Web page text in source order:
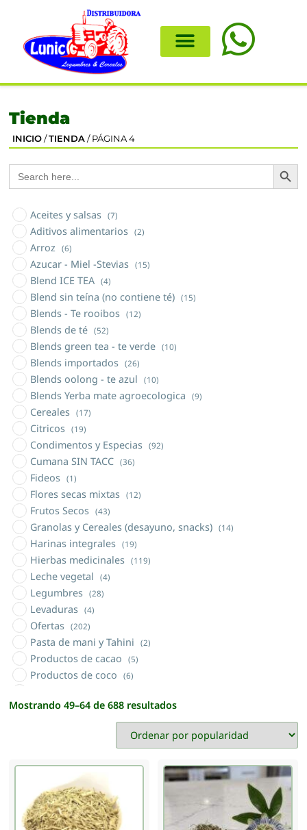
Tienda
INICIO /TIENDA / PÁGINA 4
Search
for:
Aceites y salsas (7)
Aditivos alimentarios (2)
Arroz (6)
Azucar - Miel -Stevias (15)
Blend ICE TEA (4)
Blend sin teína (no contiene té) (15)
Blends - Te rooibos (12)
Blends de té (52)
Blends green tea - te verde (10)
Blends importados (26)
Blends oolong - te azul (10)
Blends Yerba mate agroecologica (9)
Cereales (17)
Citricos (19)
Condimentos y Especias (92)
Cumana SIN TACC (36)
Fideos (1)
Flores secas mixtas (12)
Frutos Secos (43)
Granolas y Cereales (desayuno, snacks) (14)
Harinas integrales (19)
Hierbas medicinales (119)
Leche vegetal (4)
Legumbres (28)
Levaduras (4)
Ofertas (202)
Pasta de mani y Tahini (2)
Productos de cacao (5)
Productos de coco (6)
Sales naturales (3)
Vinagre (2)
Yerba mate (8)
Yuyos materos (sierras cordobesas) (24)
Mostrando 49–64 de 688 resultados